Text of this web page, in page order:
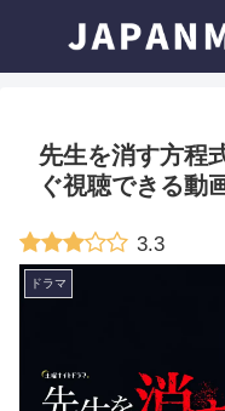
先生を消す方程
ぐ視聴できる動
3.3
ドラマ